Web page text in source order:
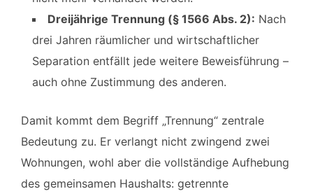
Dreijährige Trennung (§ 1566 Abs. 2): Nach
drei Jahren räumlicher und wirtschaftlicher
Separation entfällt jede weitere Beweisführung –
auch ohne Zustimmung des anderen.
Damit kommt dem Begriff „Trennung“ zentrale
Bedeutung zu. Er verlangt nicht zwingend zwei
Wohnungen, wohl aber die vollständige Aufhebung
des gemeinsamen Haushalts: getrennte